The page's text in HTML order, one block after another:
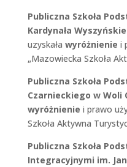
Publiczna Szkoła
Kardynała
uzyskała wyróżnienie i
„Mazowiecka Szkoła
Publiczna Szkoła
Czarnieckiego w Woli
wyróżnienie i prawo
Szkoła Aktywna
Publiczna Szkoła
Integracyjnymi im.